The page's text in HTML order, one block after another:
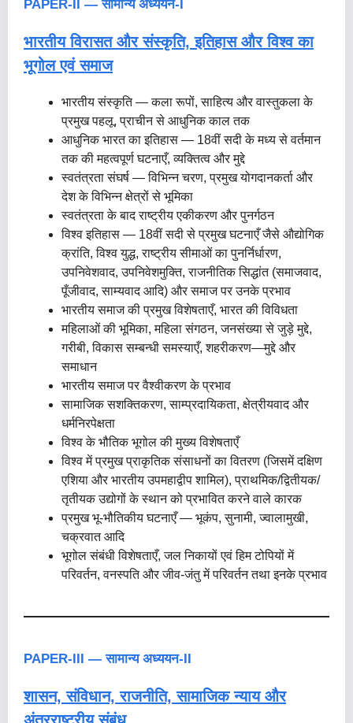
PAPER-II — सामान्य अध्ययन-I
भारतीय विरासत और संस्कृति, इतिहास और विश्व का
भूगोल एवं समाज
भारतीय संस्कृति — कला रूपों, साहित्य और वास्तुकला के
प्रमुख पहलू, प्राचीन से आधुनिक काल तक
आधुनिक भारत का इतिहास — 18वीं सदी के मध्य से वर्तमान
तक की महत्वपूर्ण घटनाएँ, व्यक्तित्व और मुद्दे
स्वतंत्रता संघर्ष — विभिन्न चरण, प्रमुख योगदानकर्ता और
देश के विभिन्न क्षेत्रों से भूमिका
स्वतंत्रता के बाद राष्ट्रीय एकीकरण और पुनर्गठन
विश्व इतिहास — 18वीं सदी से प्रमुख घटनाएँ जैसे औद्योगिक
क्रांति, विश्व युद्ध, राष्ट्रीय सीमाओं का पुनर्निर्धारण,
उपनिवेशवाद, उपनिवेशमुक्ति, राजनीतिक सिद्धांत (समाजवाद,
पूँजीवाद, साम्यवाद आदि) और समाज पर उनके प्रभाव
भारतीय समाज की प्रमुख विशेषताएँ, भारत की विविधता
महिलाओं की भूमिका, महिला संगठन, जनसंख्या से जुड़े मुद्दे,
गरीबी, विकास सम्बन्धी समस्याएँ, शहरीकरण—मुद्दे और
समाधान
भारतीय समाज पर वैश्वीकरण के प्रभाव
सामाजिक सशक्तिकरण, साम्प्रदायिकता, क्षेत्रीयवाद और
धर्मनिरपेक्षता
विश्व के भौतिक भूगोल की मुख्य विशेषताएँ
विश्व में प्रमुख प्राकृतिक संसाधनों का वितरण (जिसमें दक्षिण
एशिया और भारतीय उपमहाद्वीप शामिल), प्राथमिक/द्वितीयक/
तृतीयक उद्योगों के स्थान को प्रभावित करने वाले कारक
प्रमुख भू-भौतिकीय घटनाएँ — भूकंप, सुनामी, ज्वालामुखी,
चक्रवात आदि
भूगोल संबंधी विशेषताएँ, जल निकायों एवं हिम टोपियों में
परिवर्तन, वनस्पति और जीव-जंतु में परिवर्तन तथा इनके प्रभाव
PAPER-III — सामान्य अध्ययन-II
शासन, संविधान, राजनीति, सामाजिक न्याय और